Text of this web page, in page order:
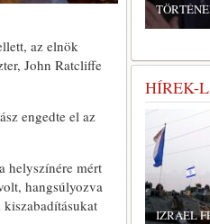
az elnök
John Ratcliffe
engedte el az
helyszínére mért
hangsúlyozva
HÍREK-
IZRAEL